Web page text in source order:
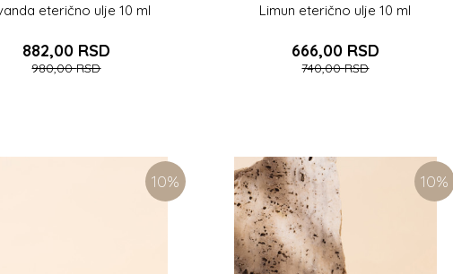
eterično ulje 10 ml
882,00 RSD
980,00RSD
Limun eterično ulje 10 ml
666,00 RSD
740,00RSD
10% 10%